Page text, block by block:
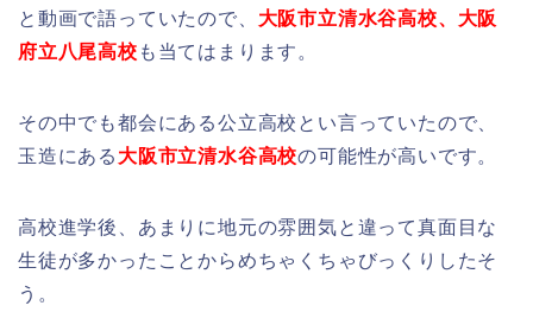
と動画で語っていたので、 大阪市立清水谷高校、大阪
府立八尾高校 も当てはまります。
その中でも都会にある公立高校とい言っていたので、
玉造にある 大阪市立清水谷高校の可能性が高いです。
高校進学後、あまりに地元の雰囲気と違って真面目な
生徒が多かったことからめちゃくちゃびっくりしたそ
う。